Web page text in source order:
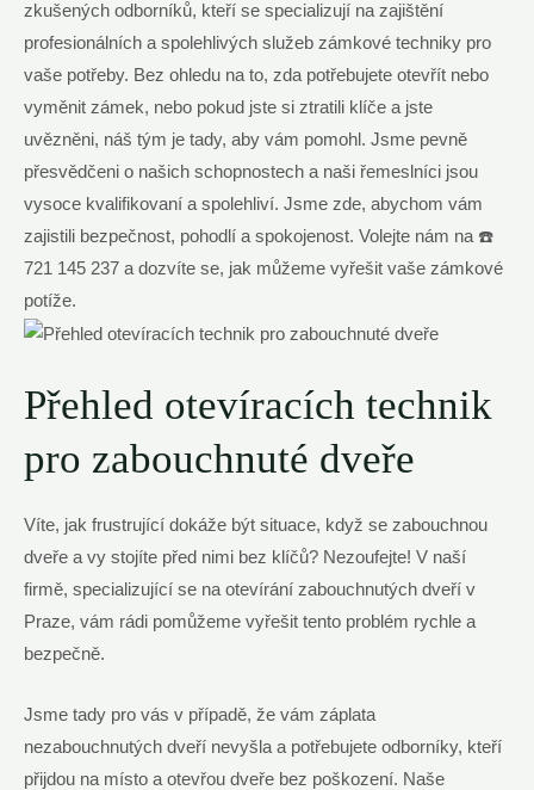
zkušených odborníků, kteří se specializují na zajištění
profesionálních a spolehlivých služeb zámkové techniky pro
vaše potřeby. Bez ohledu na to, zda potřebujete otevřít nebo
vyměnit zámek, nebo pokud jste si ztratili klíče a jste
uvězněni, náš tým je tady, aby vám pomohl. Jsme pevně
přesvědčeni o našich schopnostech a naši řemeslníci jsou
vysoce kvalifikovaní a spolehliví. Jsme zde, abychom vám
zajistili bezpečnost, pohodlí a spokojenost. Volejte nám na ☎️
721 145 237 a dozvíte se, jak můžeme vyřešit vaše zámkové
potíže.
Přehled otevíracích technik
pro zabouchnuté dveře
Víte, jak frustrující dokáže být situace, když se zabouchnou
dveře a vy stojíte před nimi bez klíčů? Nezoufejte! V naší
firmě, specializující se na otevírání zabouchnutých dveří v
Praze, vám rádi pomůžeme vyřešit tento problém rychle a
bezpečně.
Jsme tady pro vás v případě, že vám záplata
nezabouchnutých dveří nevyšla a potřebujete odborníky, kteří
přijdou na místo a otevřou dveře bez poškození. Naše